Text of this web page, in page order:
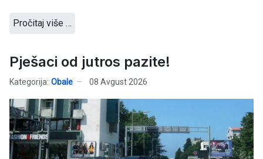
Pročitaj više …
Pješaci od jutros pazite!
Kategorija: Obale 08 Avgust 2026